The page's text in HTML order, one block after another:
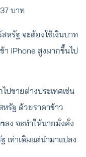
บาท
หรัฐ จะต้องใช้เงินบาท
า iPhone สูงมากขึ้นไป
ปขายต่างประเทศเช่น
หรัฐ ด้วยราคาข้าว
ลง จะทำให้นายมั่งคั่ง
เท่าเดิมแต่นำมาแปลง